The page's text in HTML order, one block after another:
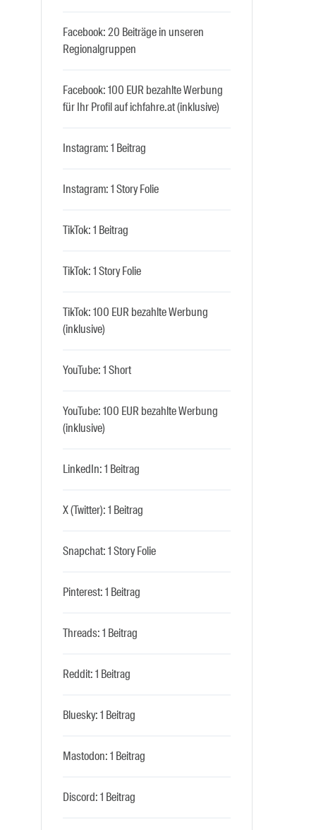
Facebook: 20 Beiträge in unseren
Regionalgruppen
Facebook: 100 EUR bezahlte Werbung
für Ihr Profil auf ichfahre.at (inklusive)
Instagram: 1 Beitrag
Instagram: 1 Story Folie
TikTok: 1 Beitrag
TikTok: 1 Story Folie
TikTok: 100 EUR bezahlte Werbung
(inklusive)
YouTube: 1 Short
YouTube: 100 EUR bezahlte Werbung
(inklusive)
LinkedIn: 1 Beitrag
X (Twitter): 1 Beitrag
Snapchat: 1 Story Folie
Pinterest: 1 Beitrag
Threads: 1 Beitrag
Reddit: 1 Beitrag
Bluesky: 1 Beitrag
Mastodon: 1 Beitrag
Discord: 1 Beitrag